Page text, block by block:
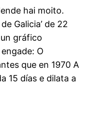
hai moito.
Galicia’ de 22
gráfico
O
que en 1970 A
15 días e dilata a